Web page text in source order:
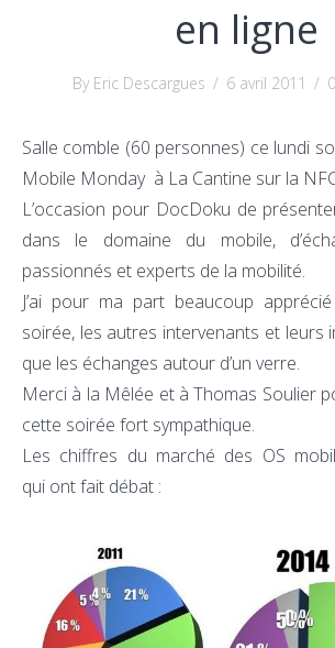
en ligne
By Eric Descargues / 6 avril 2011 /
Salle comble (60 personnes) ce lundi
Mobile Monday à La Cantine sur la
L’occasion pour DocDoku de
dans le domaine du mobile,
passionnés et experts de la mobilité.
J’ai pour ma part beaucoup
soirée, les autres intervenants et leurs
que les échanges autour d’un verre.
Merci à la Mêlée et à Thomas Soulier
cette soirée fort sympathique.
Les chiffres du marché des OS
qui ont fait débat :